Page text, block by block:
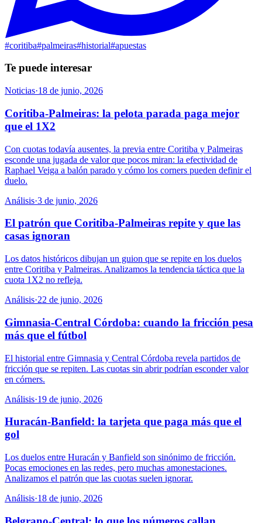
#coritiba#palmeiras#historial#apuestas
Te puede interesar
Noticias·18 de junio, 2026
Coritiba-Palmeiras: la pelota parada paga mejor
que el 1X2
Con cuotas todavía ausentes, la previa entre Coritiba y Palmeiras
esconde una jugada de valor que pocos miran: la efectividad de
Raphael Veiga a balón parado y cómo los corners pueden definir el
duelo.
Análisis·3 de junio, 2026
El patrón que Coritiba-Palmeiras repite y que las
casas ignoran
Los datos históricos dibujan un guion que se repite en los duelos
entre Coritiba y Palmeiras. Analizamos la tendencia táctica que la
cuota 1X2 no refleja.
Análisis·22 de junio, 2026
Gimnasia-Central Córdoba: cuando la fricción pesa
más que el fútbol
El historial entre Gimnasia y Central Córdoba revela partidos de
fricción que se repiten. Las cuotas sin abrir podrían esconder valor
en córners.
Análisis·19 de junio, 2026
Huracán-Banfield: la tarjeta que paga más que el
gol
Los duelos entre Huracán y Banfield son sinónimo de fricción.
Pocas emociones en las redes, pero muchas amonestaciones.
Analizamos el patrón que las cuotas suelen ignorar.
Análisis·18 de junio, 2026